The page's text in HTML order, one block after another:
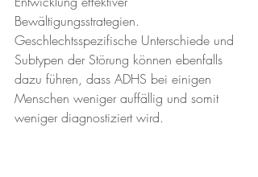
Bewältigungsstrategien.
Geschlechtsspezifische Unterschiede und
Subtypen der Störung können ebenfalls
dazu führen, dass ADHS bei einigen
Menschen weniger auffällig und somit
weniger diagnostiziert wird.